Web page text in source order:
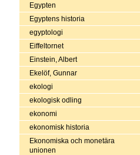
Egypten
Egyptens historia
egyptologi
Eiffeltornet
Einstein, Albert
Ekelöf, Gunnar
ekologi
ekologisk odling
ekonomi
ekonomisk historia
Ekonomiska och monetära
unionen